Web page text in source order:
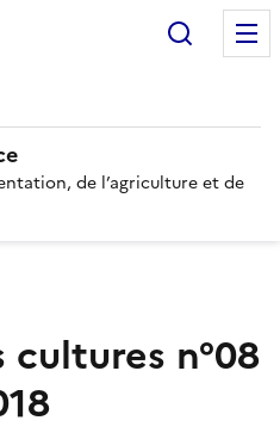
de l’agriculture et de
cultures n°08